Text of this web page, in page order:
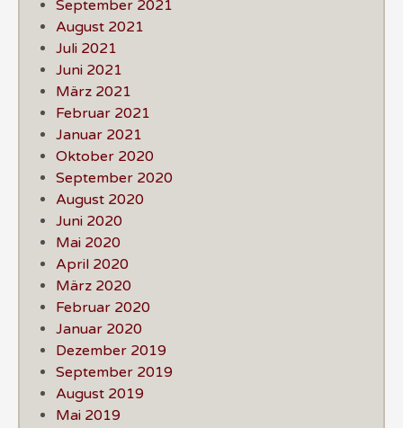
September 2021
August 2021
Juli 2021
Juni 2021
März 2021
Februar 2021
Januar 2021
Oktober 2020
September 2020
August 2020
Juni 2020
Mai 2020
April 2020
März 2020
Februar 2020
Januar 2020
Dezember 2019
September 2019
August 2019
Mai 2019